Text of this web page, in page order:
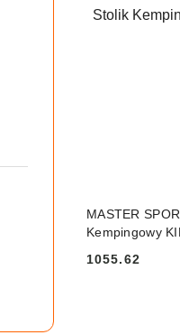
MASTER
Kempingowy
Cena:
1055.62